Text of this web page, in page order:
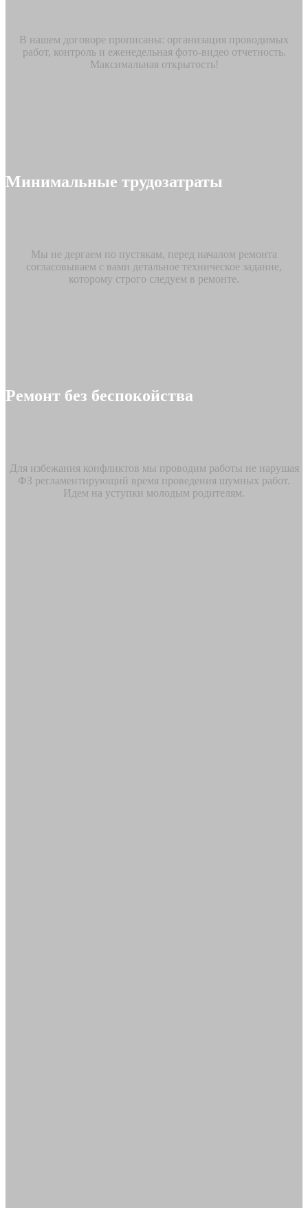
В нашем договоре прописаны: организация проводимых
работ, контроль и еженедельная фото-видео отчетность.
Максимальная открытость!
Минимальные трудозатраты
Мы не дергаем по пустякам, перед началом ремонта
согласовываем с вами детальное техническое задание,
которому строго следуем в ремонте.
Ремонт без беспокойства
Для избежания конфликтов мы проводим работы не нарушая
ФЗ регламентирующий время проведения шумных работ.
Идем на уступки молодым родителям.